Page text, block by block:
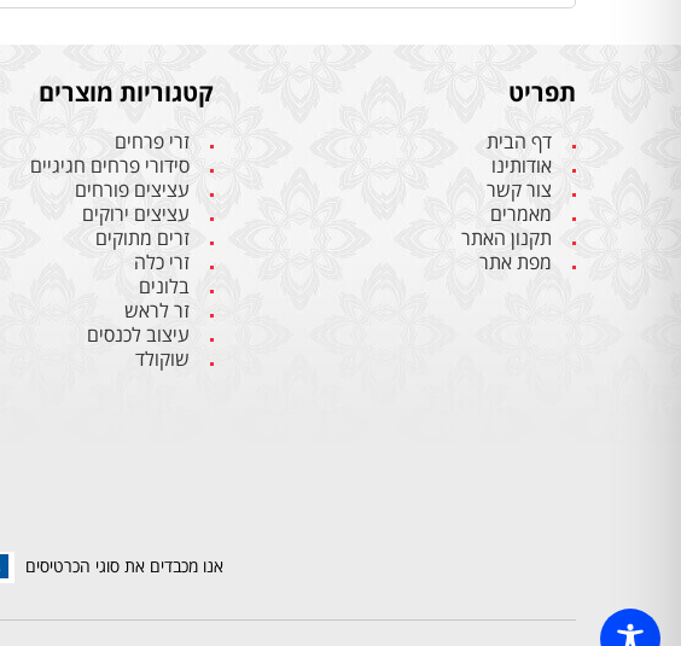
תפריט
דף הבית
אודותינו
צור קשר
מאמרים
תקנון האתר
מפת אתר
קטגוריות מוצרים
זרי פרחים
סידורי פרחים חגיגיים
עציצים פורחים
עציצים ירוקים
זרים מתוקים
זרי כלה
בלונים
זר לראש
עיצוב לכנסים
שוקולד
אנו מכבדים את סוגי הכרטיסים